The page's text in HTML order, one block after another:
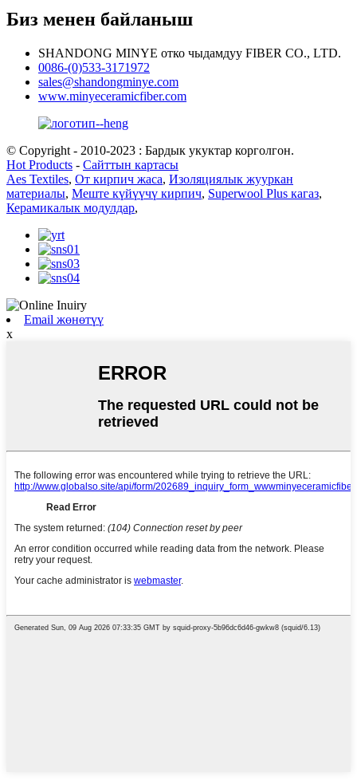
Биз менен байланыш
SHANDONG MINYE отко чыдамдуу FIBER CO., LTD.
0086-(0)533-3171972
sales@shandongminye.com
www.minyeceramicfiber.com
© Copyright - 2010-2023 : Бардык укуктар корголгон.
Hot Products - Сайттын картасы
Aes Textiles, От кирпич жаса, Изоляциялык жууркан
материалы, Меште күйүүчү кирпич, Superwool Plus кагаз,
Керамикалык модулдар,
Email жөнөтүү
x